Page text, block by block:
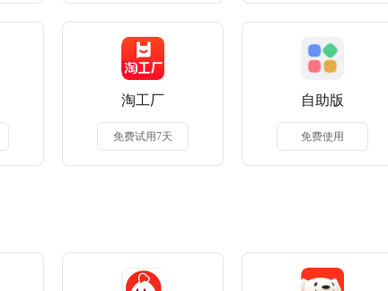
淘工厂
免费试用7天
自助版
免费使用